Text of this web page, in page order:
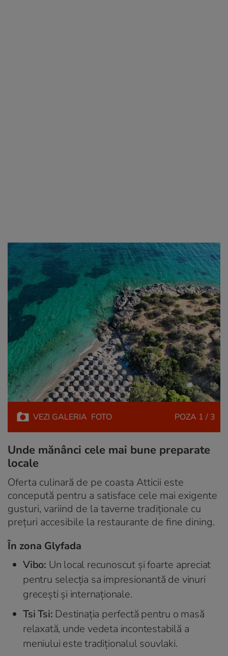
VEZI GALERIA FOTO POZA 1 / 3
Unde mănânci cele mai bune preparate
locale
Oferta culinară de pe coasta Atticii este
concepută pentru a satisface cele mai exigente
gusturi, variind de la taverne tradiționale cu
prețuri accesibile la restaurante de fine dining.
În zona Glyfada
Vibo: Un local recunoscut și foarte apreciat
pentru selecția sa impresionantă de vinuri
grecești și internaționale.
Tsi Tsi: Destinația perfectă pentru o masă
relaxată, unde vedeta incontestabilă a
meniului este tradiționalul souvlaki.